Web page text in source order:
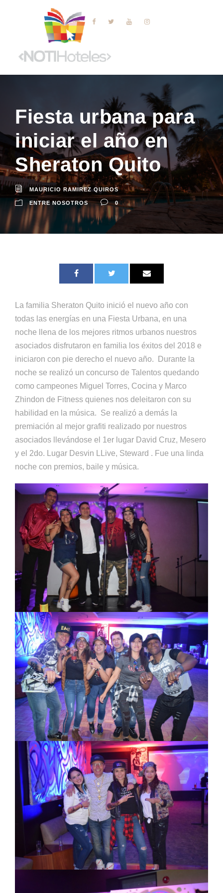
Fiesta urbana para
iniciar el año en
Sheraton Quito
MAURICIO RAMIREZ QUIROS
ENTRE NOSOTROS 0
La familia Sheraton Quito inició el nuevo año con
todas las energías en una Fiesta Urbana, en una
noche llena de los mejores ritmos urbanos nuestros
asociados disfrutaron en familia los éxitos del 2018 e
iniciaron con pie derecho el nuevo año. Durante la
noche se realizó un concurso de Talentos quedando
como campeones Miguel Torres, Cocina y Marco
Zhindon de Fitness quienes nos deleitaron con su
habilidad en la música. Se realizó a demás la
premiación al mejor grafiti realizado por nuestros
asociados llevándose el 1er lugar David Cruz, Mesero
y el 2do. Lugar Desvin LLive, Steward . Fue una linda
noche con premios, baile y música.